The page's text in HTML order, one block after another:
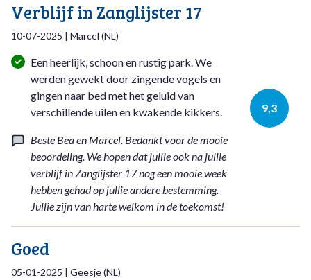
Verblijf in Zanglijster 17
10-07-2025 | Marcel (NL)
9,3
Een heerlijk, schoon en rustig park. We
werden gewekt door zingende vogels en
gingen naar bed met het geluid van
verschillende uilen en kwakende kikkers.
Beste Bea en Marcel. Bedankt voor de mooie
beoordeling. We hopen dat jullie ook na jullie
verblijf in Zanglijster 17 nog een mooie week
hebben gehad op jullie andere bestemming.
Jullie zijn van harte welkom in de toekomst!
Goed
05-01-2025 | Geesje(NL)